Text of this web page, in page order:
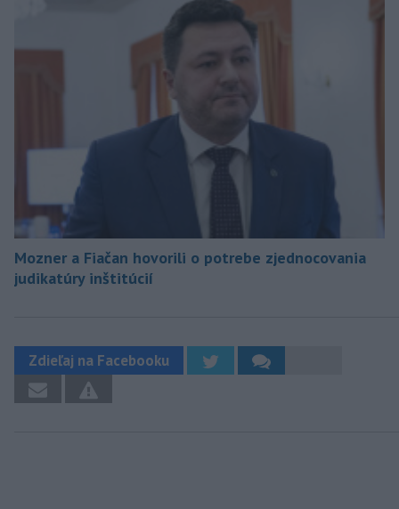
Mozner a Fiačan hovorili o potrebe zjednocovania
judikatúry inštitúcií
Zdieľaj na Facebooku